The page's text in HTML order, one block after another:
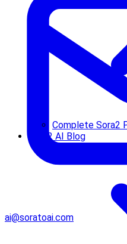
Complete Sora2
Sora2 AI Blog
ai@soratoai.com